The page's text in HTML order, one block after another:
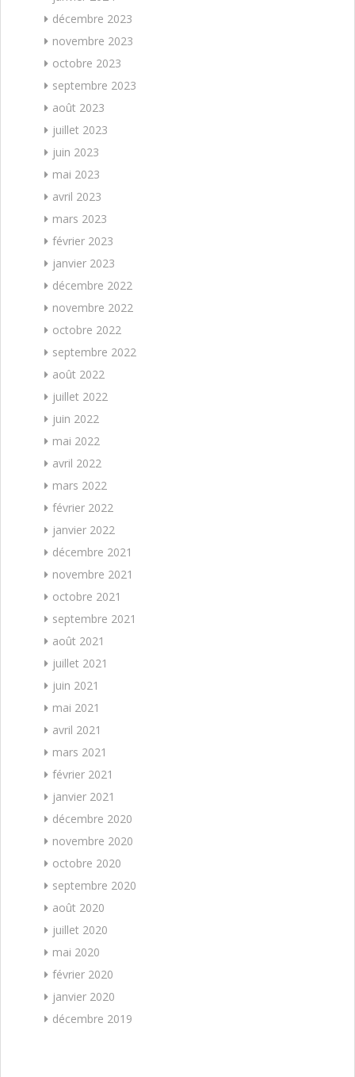
décembre 2023
novembre 2023
octobre 2023
septembre 2023
août 2023
juillet 2023
juin 2023
mai 2023
avril 2023
mars 2023
février 2023
janvier 2023
décembre 2022
novembre 2022
octobre 2022
septembre 2022
août 2022
juillet 2022
juin 2022
mai 2022
avril 2022
mars 2022
février 2022
janvier 2022
décembre 2021
novembre 2021
octobre 2021
septembre 2021
août 2021
juillet 2021
juin 2021
mai 2021
avril 2021
mars 2021
février 2021
janvier 2021
décembre 2020
novembre 2020
octobre 2020
septembre 2020
août 2020
juillet 2020
mai 2020
février 2020
janvier 2020
décembre 2019